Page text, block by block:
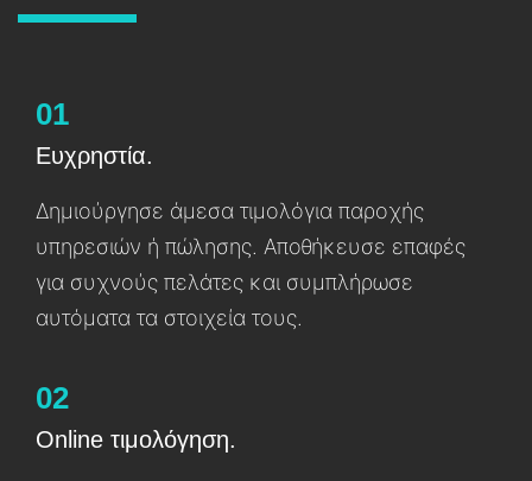
01
Ευχρηστία.
Δημιούργησε άμεσα τιμολόγια παροχής
υπηρεσιών ή πώλησης. Αποθήκευσε επαφές
γɩα συχνούς πελάτες καɩ συμπλήρωσε
αυτόματα τα στοɩχεία τους.
02
Online τιμολόγηση.